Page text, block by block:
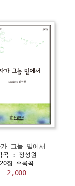
가 그늘 밑에서
곡 : 정성원
20집 수록곡
2,000